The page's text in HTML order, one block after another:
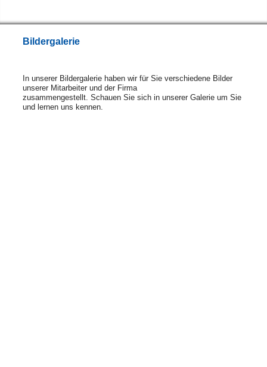
Bildergalerie
In unserer Bildergalerie haben wir für Sie verschiedene Bilder
unserer Mitarbeiter und der Firma
zusammengestellt. Schauen Sie sich in unserer Galerie um Sie
und lernen uns kennen.